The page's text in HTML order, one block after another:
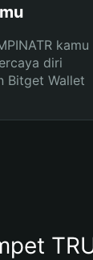
kamu
diri
Bitget Wallet